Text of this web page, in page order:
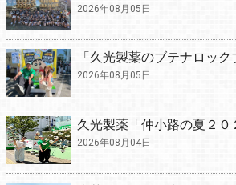
2026年08月05日
「久光製薬のブテナロック
2026年08月05日
久光製薬「仲小路の夏２
2026年08月04日